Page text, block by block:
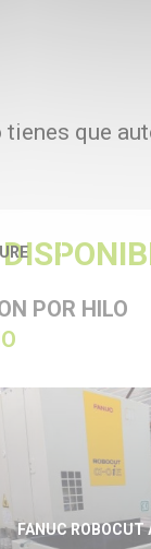
tienes que
POR HILO
FANUC